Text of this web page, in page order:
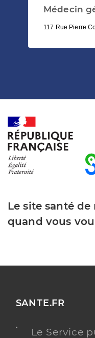
Médecin
117 Rue Pierre
Le site santé de
quand vous
SANTE.FR
Le Service